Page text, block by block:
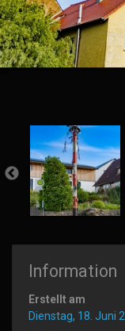
Information
Erstellt am
Dienstag, 18. Juni